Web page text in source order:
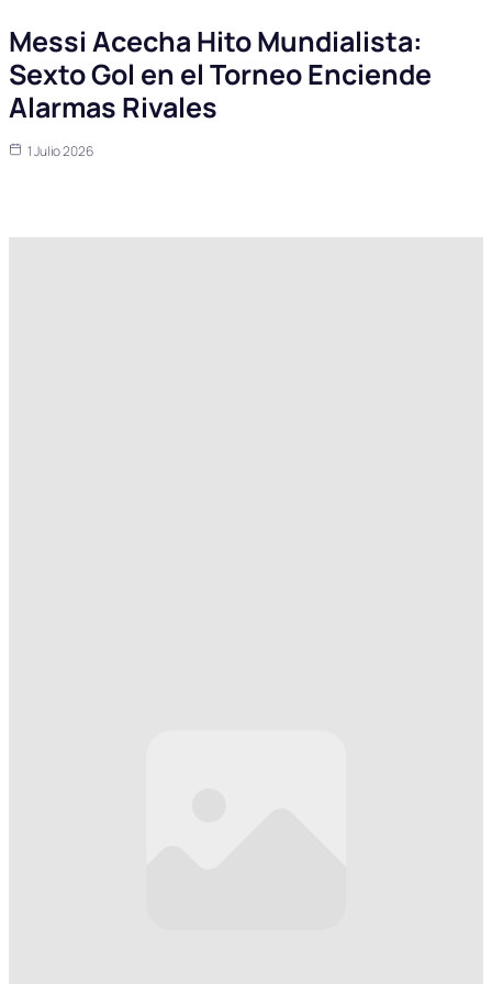
Messi Acecha Hito Mundialista:
Sexto Gol en el Torneo Enciende
Alarmas Rivales
1 Julio 2026